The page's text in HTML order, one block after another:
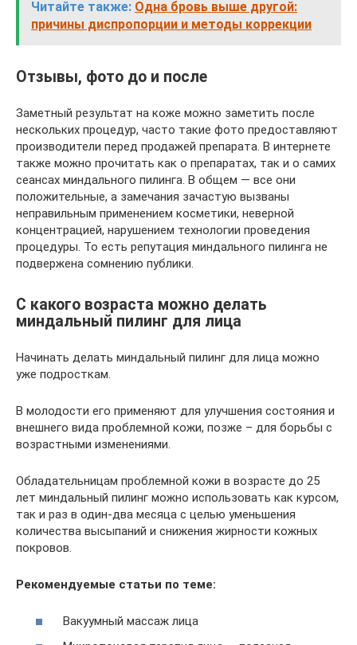
Читайте также: Одна бровь выше другой:
причины диспропорции и методы коррекции
Отзывы, фото до и после
Заметный результат на коже можно заметить после
нескольких процедур, часто такие фото предоставляют
производители перед продажей препарата. В интернете
также можно прочитать как о препаратах, так и о самих
сеансах миндального пилинга. В общем — все они
положительные, а замечания зачастую вызваны
неправильным применением косметики, неверной
концентрацией, нарушением технологии проведения
процедуры. То есть репутация миндального пилинга не
подвержена сомнению публики.
С какого возраста можно делать
миндальный пилинг для лица
Начинать делать миндальный пилинг для лица можно
уже подросткам.
В молодости его применяют для улучшения состояния и
внешнего вида проблемной кожи, позже – для борьбы с
возрастными изменениями.
Обладательницам проблемной кожи в возрасте до 25
лет миндальный пилинг можно использовать как курсом,
так и раз в один-два месяца с целью уменьшения
количества высыпаний и снижения жирности кожных
покровов.
Рекомендуемые статьи по теме:
Вакуумный массаж лица